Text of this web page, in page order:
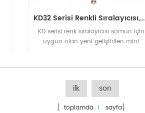
KD32 Serisi Renkli Sıralayıcısı,plastik Renk Sıralayıcısı
KD serisi renk sıralayıcısı somun için
uygun olan yeni geliştirilen mini
ilk son
[ toplamda1 sayfa]